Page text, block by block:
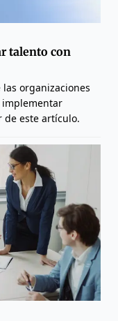
talento con
organizaciones
implementar
este artículo.